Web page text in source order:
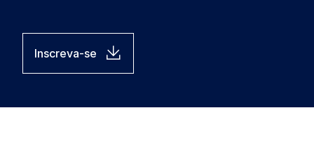
Inscreva-se